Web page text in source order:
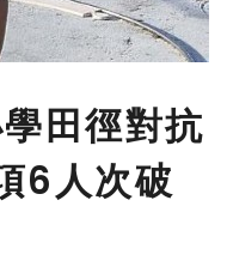
田徑對抗
6人次破